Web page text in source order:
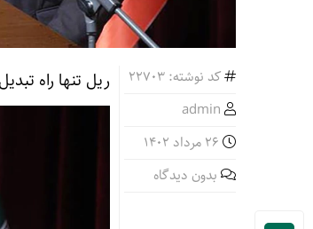
کد نوشته: 22703
admin
بدون دیدگاه
ریل تنها راه